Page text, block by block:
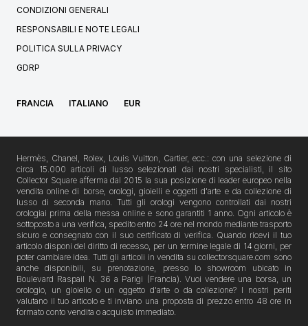
CONDIZIONI GENERALI
RESPONSABILI E NOTE LEGALI
POLITICA SULLA PRIVACY
GDRP
FRANCIA ITALIANO EUR
Hermès, Chanel, Rolex, Louis Vuitton, Cartier, ecc.: con una selezione di
circa 15.000 articoli di lusso selezionati dai nostri specialisti, il sito
Collector Square afferma dal 2015 la sua posizione di leader europeo nella
vendita online di borse, orologi, gioielli e oggetti d'arte e da collezione di
lusso di seconda mano. Tutti gli orologi vengono controllati dai nostri
orologiai prima della messa online e sono garantiti 1 anno. Ogni articolo è
sottoposto a una verifica, spedito entro 24 ore nel mondo mediante trasporto
sicuro e consegnato con il suo certificato di verifica. Quando ricevi il tuo
articolo disponi del diritto di recesso, per un termine legale di 14 giorni, per
poter cambiare idea. Tutti gli articoli in vendita su collectorsquare.com sono
anche disponibili, su prenotazione, presso lo showroom ubicato in
Boulevard Raspail N. 36 a Parigi (Francia). Vuoi vendere una borsa, un
orologio, un gioiello o un oggetto d'arte o da collezione? I nostri periti
valutano il tuo articolo e ti inviano una proposta di prezzo entro 48 ore in
formato conto vendita o acquisto immediato.